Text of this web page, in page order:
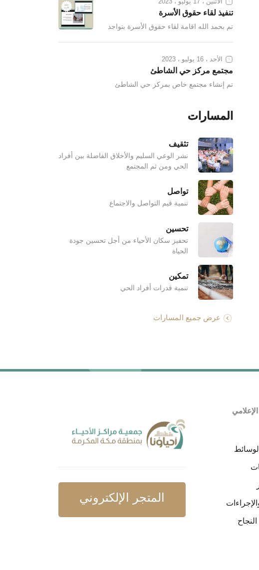
تنفيذ لقاء حقوق الأسرة
تم بحمد الله اقامة لقاء حقوق الأسرة بتواجد
الأحد ، 16 يوليو ، 2023
مجتمع مركز حي الشاطئ
تم إنشاء مجتمع خاص بمركز حي الشاطئ
المسارات
تثقيف
نشر الوعي السليم والأخلاق الفاضلة بين أفراد
الحي ومن ثم المجتمع
تواصل
تنمية قيم التواصل والاجتماع
تحسين
تحفيز سكان الأحياء من أجل تحسين جودة
الحياة
تمكين
تنمية قدرات أفراد الحي
عرض جميع المسارات
المتجر الإلكتروني